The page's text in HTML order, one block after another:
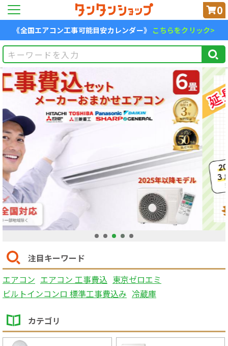
0
《全国エアコン工事可能目安カレンダー》 こちらをクリック>
1 2 3 4 5
注目キーワード
エアコン エアコン 工事費込 東京ゼロエミ
ビルトインコンロ 標準工事費込み 冷蔵庫
カテゴリ